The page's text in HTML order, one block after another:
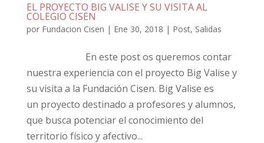
EL PROYECTO BIG VALISE Y SU VISITA AL
COLEGIO CISEN
por Fundacion Cisen | Ene 30, 2018 | Post, Salidas
En este post os queremos contar
nuestra experiencia con el proyecto Big Valise y
su visita a la Fundación Cisen. Big Valise es
un proyecto destinado a profesores y alumnos,
que busca potenciar el conocimiento del
territorio físico y afectivo...